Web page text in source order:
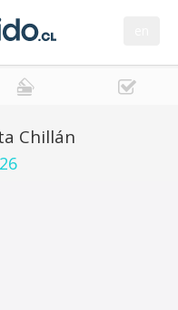
Chillán